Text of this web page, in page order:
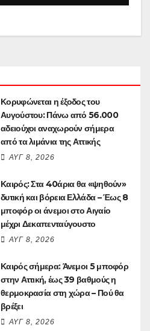
Κορυφώνεται η έξοδος του
Αυγούστου: Πάνω από 56.000
αδειούχοι αναχωρούν σήμερα
από τα λιμάνια της Αττικής
ΑΥΓ 8, 2026
Καιρός: Στα 40άρια θα «ψηθούν»
δυτική και βόρεια Ελλάδα – Έως 8
μποφόρ οι άνεμοι στο Αιγαίο
μέχρι Δεκαπενταύγουστο
ΑΥΓ 8, 2026
Καιρός σήμερα: Άνεμοι 5 μποφόρ
στην Αττική, έως 39 βαθμούς η
θερμοκρασία στη χώρα – Πού θα
βρέξει
ΑΥΓ 8, 2026